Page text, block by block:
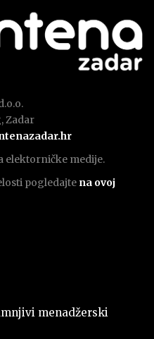
Zadar
elektorničke medije.
pogledajte na ovoj
menadžerski